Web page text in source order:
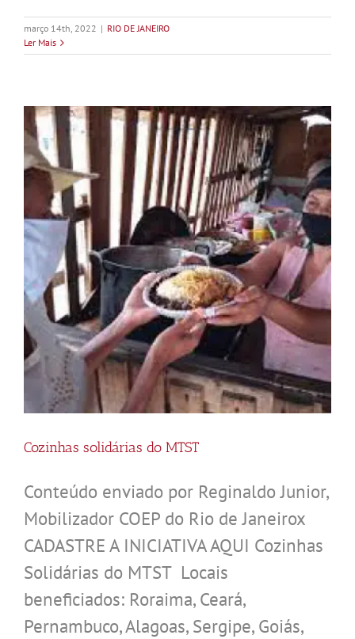
março 14th, 2022 | RIO DE JANEIRO
Ler Mais
Cozinhas solidárias do MTST
Conteúdo enviado por Reginaldo Junior,
Mobilizador COEP do Rio de Janeirox
CADASTRE A INICIATIVA AQUI Cozinhas
Solidárias do MTST Locais
beneficiados: Roraima, Ceará,
Pernambuco, Alagoas, Sergipe, Goiás,